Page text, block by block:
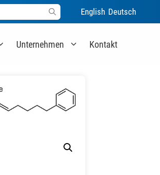
English Deutsch
Unternehmen Kontakt